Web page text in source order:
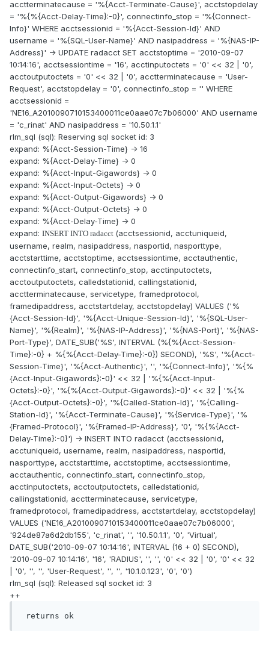
acctterminatecause = '%{Acct-Terminate-Cause}', acctstopdelay
= '%{%{Acct-Delay-Time}:-0}', connectinfo_stop = '%{Connect-
Info}' WHERE acctsessionid = '%{Acct-Session-Id}' AND
username = '%{SQL-User-Name}' AND nasipaddress = '%{NAS-IP-
Address}' -> UPDATE radacct SET acctstoptime = '2010-09-07
10:14:16', acctsessiontime = '16', acctinputoctets = '0' << 32 | '0',
acctoutputoctets = '0' << 32 | '0', acctterminatecause = 'User-
Request', acctstopdelay = '0', connectinfo_stop = '' WHERE
acctsessionid =
'NE16_A2010090710153400011ce0aae07c7b06000' AND username
= 'c_rinat' AND nasipaddress = '10.50.1.1'
rlm_sql (sql): Reserving sql socket id: 3
expand: %{Acct-Session-Time} -> 16
expand: %{Acct-Delay-Time} -> 0
expand: %{Acct-Input-Gigawords} -> 0
expand: %{Acct-Input-Octets} -> 0
expand: %{Acct-Output-Gigawords} -> 0
expand: %{Acct-Output-Octets} -> 0
expand: %{Acct-Delay-Time} -> 0
expand: INSERT INTO radacct (acctsessionid, acctuniqueid,
username, realm, nasipaddress, nasportid, nasporttype,
acctstarttime, acctstoptime, acctsessiontime, acctauthentic,
connectinfo_start, connectinfo_stop, acctinputoctets,
acctoutputoctets, calledstationid, callingstationid,
acctterminatecause, servicetype, framedprotocol,
framedipaddress, acctstartdelay, acctstopdelay) VALUES ('%
{Acct-Session-Id}', '%{Acct-Unique-Session-Id}', '%{SQL-User-
Name}', '%{Realm}', '%{NAS-IP-Address}', '%{NAS-Port}', '%{NAS-
Port-Type}', DATE_SUB('%S', INTERVAL (%{%{Acct-Session-
Time}:-0} + %{%{Acct-Delay-Time}:-0}) SECOND), '%S', '%{Acct-
Session-Time}', '%{Acct-Authentic}', '', '%{Connect-Info}', '%{%
{Acct-Input-Gigawords}:-0}' << 32 | '%{%{Acct-Input-
Octets}:-0}', '%{%{Acct-Output-Gigawords}:-0}' << 32 | '%{%
{Acct-Output-Octets}:-0}', '%{Called-Station-Id}', '%{Calling-
Station-Id}', '%{Acct-Terminate-Cause}', '%{Service-Type}', '%
{Framed-Protocol}', '%{Framed-IP-Address}', '0', '%{%{Acct-
Delay-Time}:-0}') -> INSERT INTO radacct (acctsessionid,
acctuniqueid, username, realm, nasipaddress, nasportid,
nasporttype, acctstarttime, acctstoptime, acctsessiontime,
acctauthentic, connectinfo_start, connectinfo_stop,
acctinputoctets, acctoutputoctets, calledstationid,
callingstationid, acctterminatecause, servicetype,
framedprotocol, framedipaddress, acctstartdelay, acctstopdelay)
VALUES ('NE16_A2010090710153400011ce0aae07c7b06000',
'924de87a6d2db155', 'c_rinat', '', '10.50.1.1', '0', 'Virtual',
DATE_SUB('2010-09-07 10:14:16', INTERVAL (16 + 0) SECOND),
'2010-09-07 10:14:16', '16', 'RADIUS', '', '', '0' << 32 | '0', '0' << 32
| '0', '', '', 'User-Request', '', '', '10.1.0.123', '0', '0')
rlm_sql (sql): Released sql socket id: 3
++
returns ok